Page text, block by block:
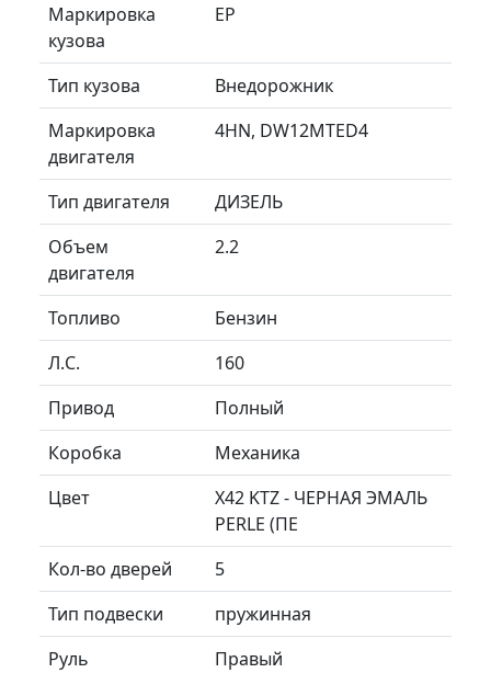
Маркировка
кузова
EP
Тип кузова
Внедорожник
Маркировка
двигателя
4HN, DW12MTED4
Тип двигателя
ДИЗЕЛЬ
Объем
двигателя
2.2
Топливо
Бензин
Л.C.
160
Привод
Полный
Коробка
Механика
Цвет
X42 KTZ - ЧЕРНАЯ ЭМАЛЬ
PERLE (ПЕ
Кол-во дверей
5
Тип подвески
пружинная
Руль
Правый